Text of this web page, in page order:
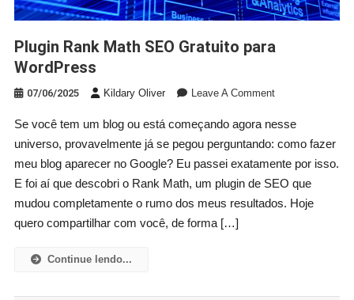
Plugin Rank Math SEO Gratuito para
WordPress
07/06/2025 Kildary Oliver Leave A CommentOn
Rank
Math
SEO
Gratuito
WordPress
Se você tem um blog ou está começando agora nesse
universo, provavelmente já se pegou perguntando: como fazer
meu blog aparecer no Google? Eu passei exatamente por isso.
E foi aí que descobri o Rank Math, um plugin de SEO que
mudou completamente o rumo dos meus resultados. Hoje
quero compartilhar com você, de forma […]
Continue lendo...